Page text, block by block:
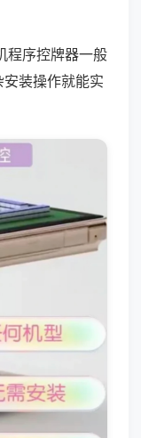
程序控牌器一般
装操作就能实